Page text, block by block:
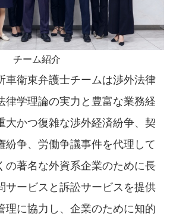
チーム紹介
車衛東弁護士チームは渉外法律
律学理論の実力と豊富な業務経
大かつ復雑な渉外経済紛争、契
紛争、労働争議事件を代理して
の著名な外資系企業のために長
サービスと訴訟サービスを提供
理に協力し、企業のために知的